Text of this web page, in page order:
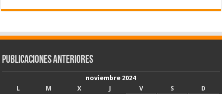
Publicaciones Anteriores
noviembre 2024
L
M X J V S
D